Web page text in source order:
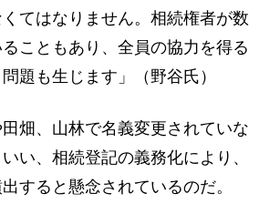
てはなりません。相続権者が数
こともあり、全員の協力を得る
題も生じます」（野谷氏）
畑、山林で名義変更されていな
い、相続登記の義務化により、
すると懸念されているのだ。